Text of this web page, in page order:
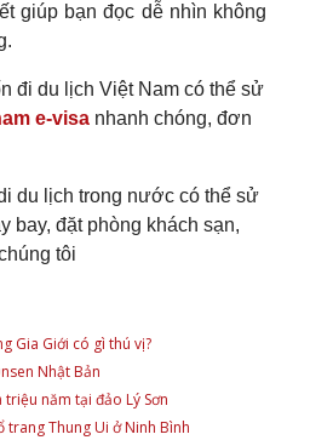
giúp bạn đọc dễ nhìn không
đi du lịch Việt Nam có thể sử
e-visa nhanh chóng, đơn
du lịch trong nước có thể sử
bay, đặt phòng khách sạn,
tôi
Gia Giới có gì thú vị?
Nhật Bản
năm tại đảo Lý Sơn
Thung Ui ở Ninh Bình